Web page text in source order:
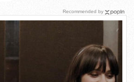
Recommended by